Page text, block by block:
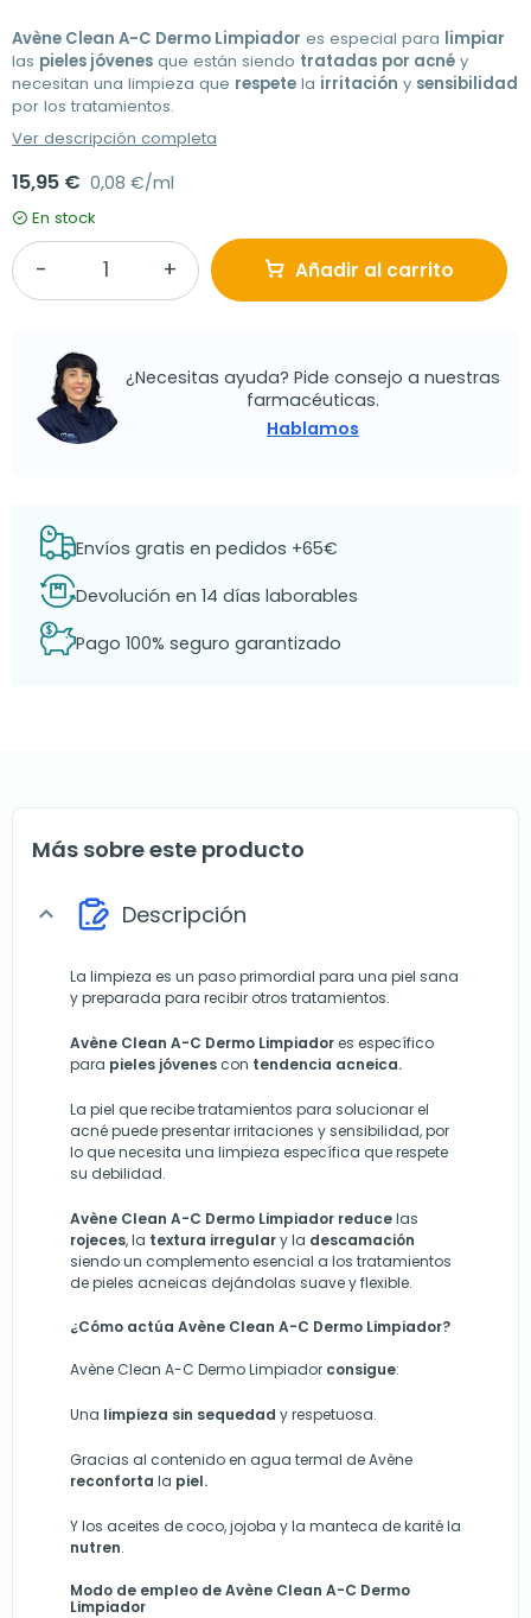
Avène Clean A-C Dermo Limpiador es especial para limpiar
las pieles jóvenes que están siendo tratadas por acné y
necesitan una limpieza que respete la irritación y sensibilidad
por los tratamientos.
Ver descripción completa
15,95 € 0,08 €/ml
En stock
Añadir al carrito
¿Necesitas ayuda? Pide consejo a nuestras
farmacéuticas.
Hablamos
Envíos gratis en pedidos +65€
Devolución en 14 días laborables
Pago 100% seguro garantizado
Más sobre este producto
expand_more Descripción
La limpieza es un paso primordial para una piel sana
y preparada para recibir otros tratamientos.
Avène Clean A-C Dermo Limpiadores específico
para pieles jóvenes con tendencia acneica.
La piel que recibe tratamientos para solucionar el
acné puede presentar irritaciones y sensibilidad, por
lo que necesita una limpieza específica que respete
su debilidad.
Avène Clean A-C Dermo Limpiador reducelas
rojeces, la textura irregulary la descamación
siendo un complemento esencial a los tratamientos
de pieles acneicas dejándolas suave y flexible.
¿Cómo actúa Avène Clean A-C Dermo Limpiador?
Avène Clean A-C Dermo Limpiador consigue:
Una limpieza sin sequedad y respetuosa.
Gracias al contenido en agua termal de Avène
reconforta la piel.
Y los aceites de coco, jojoba y la manteca de karité la
nutren.
Modo de empleo deAvène Clean A-C Dermo
Limpiador